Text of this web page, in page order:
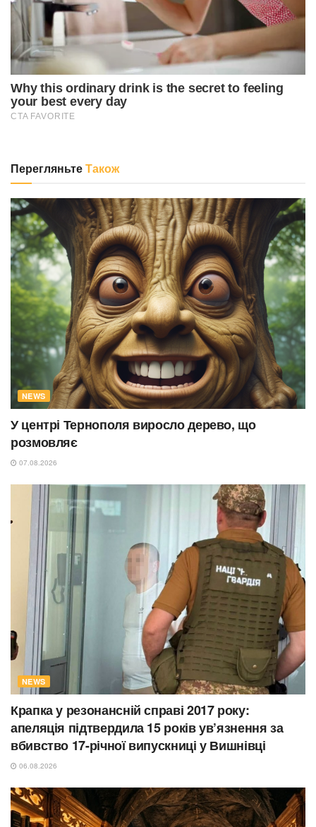
ПерегляньтеТакож
NEWS
У центрі Тернополя виросло дерево, що
розмовляє
07.08.2026
NEWS
Крапка у резонансній справі 2017 року:
апеляція підтвердила 15 років ув’язнення за
вбивство 17-річної випускниці у Вишнівці
06.08.2026